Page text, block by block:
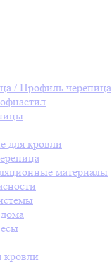
/ Профиль черепица
для кровли
материалы
кровли